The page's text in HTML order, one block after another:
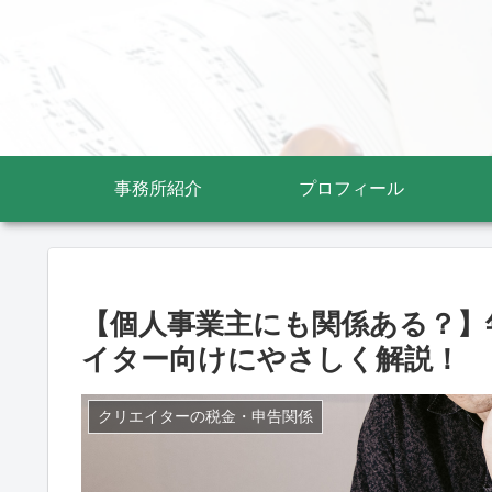
事務所紹介 プロフィール
【個人事業主にも関係ある？
イター向けにやさしく解説！
クリエイターの税金・申告関係